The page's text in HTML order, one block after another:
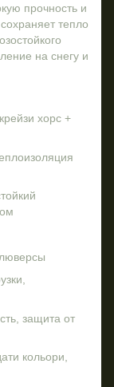
прочность и
тепло
на снегу и
хорс +
защита от
кольори,